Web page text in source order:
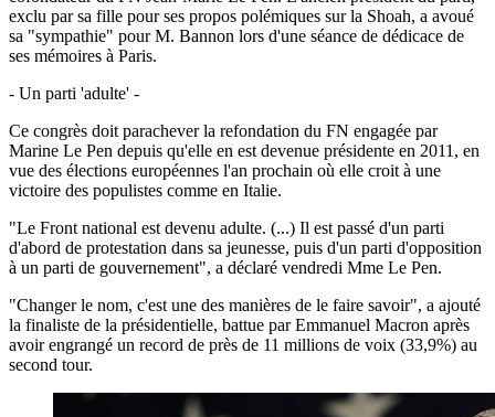
exclu par sa fille pour ses propos polémiques sur la Shoah, a avoué
sa "sympathie" pour M. Bannon lors d'une séance de dédicace de
ses mémoires à Paris.
- Un parti 'adulte' -
Ce congrès doit parachever la refondation du FN engagée par
Marine Le Pen depuis qu'elle en est devenue présidente en 2011, en
vue des élections européennes l'an prochain où elle croit à une
victoire des populistes comme en Italie.
"Le Front national est devenu adulte. (...) Il est passé d'un parti
d'abord de protestation dans sa jeunesse, puis d'un parti d'opposition
à un parti de gouvernement", a déclaré vendredi Mme Le Pen.
"Changer le nom, c'est une des manières de le faire savoir", a ajouté
la finaliste de la présidentielle, battue par Emmanuel Macron après
avoir engrangé un record de près de 11 millions de voix (33,9%) au
second tour.